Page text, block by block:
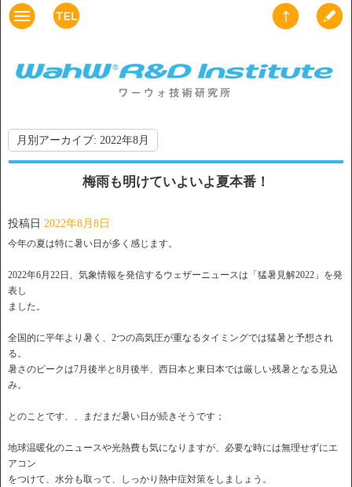
月別アーカイブ: 2022年8月
梅雨も明けていよいよ夏本番！
投稿日 2022年8月8日
今年の夏は特に暑い日が多く感じます。
2022年6月22日、気象情報を発信するウェザーニュースは「猛暑見解2022」を発
表し
ました。
全国的に平年より暑く、2つの高気圧が重なるタイミングでは猛暑と予想され
る。
暑さのピークは7月後半と8月後半、西日本と東日本では厳しい残暑となる見込
み。
とのことです、、まだまだ暑い日が続きそうです；
地球温暖化のニュースや光熱費も気になりますが、必要な時には無理せずにエ
アコン
をつけて、水分も取って、しっかり熱中症対策をしましょう。